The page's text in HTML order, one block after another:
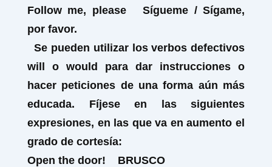
Follow me, please
Sígueme / Sígame,
por favor.
Se pueden utilizar los verbos defectivos
will
o would para dar instrucciones o
hacer peticiones de una forma aún más
educada. Fíjese en las siguientes
expresiones, en las que va en aumento el
grado de cortesía:
Open the door! BRUSCO